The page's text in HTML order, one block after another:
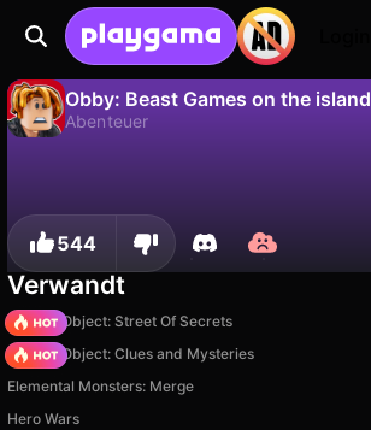
Obby: Beast Games on the island
Abenteuer
544
Verwandt
Hidden Object: Street Of Secrets
Hidden Object: Clues and Mysteries
Elemental Monsters: Merge
Hero Wars